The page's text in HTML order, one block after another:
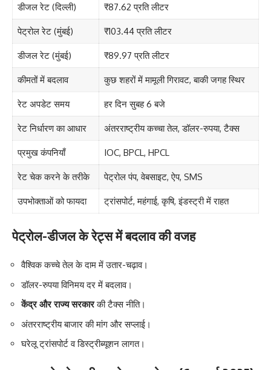
डीजल रेट (दिल्ली) ₹87.62 प्रति लीटर
पेट्रोल रेट (मुंबई) ₹103.44 प्रति लीटर
डीजल रेट (मुंबई) ₹89.97 प्रति लीटर
कीमतों में बदलाव कुछ शहरों में मामूली गिरावट, बाकी जगह स्थिर
रेट अपडेट समय हर दिन सुबह 6 बजे
रेट निर्धारण का आधार अंतरराष्ट्रीय कच्चा तेल, डॉलर-रुपया, टैक्स
प्रमुख कंपनियाँ IOC, BPCL, HPCL
रेट चेक करने के तरीके पेट्रोल पंप, वेबसाइट, ऐप, SMS
उपभोक्ताओं को फायदा ट्रांसपोर्ट, महंगाई, कृषि, इंडस्ट्री में राहत
पेट्रोल-डीजल के रेट्स में बदलाव की वजह
वैश्विक कच्चे तेल के दाम में उतार-चढ़ाव।
डॉलर-रुपया विनिमय दर में बदलाव।
केंद्र और राज्य सरकारकी टैक्स नीति।
अंतरराष्ट्रीय बाजार की मांग और सप्लाई।
घरेलू ट्रांसपोर्ट व डिस्ट्रीब्यूशन लागत।